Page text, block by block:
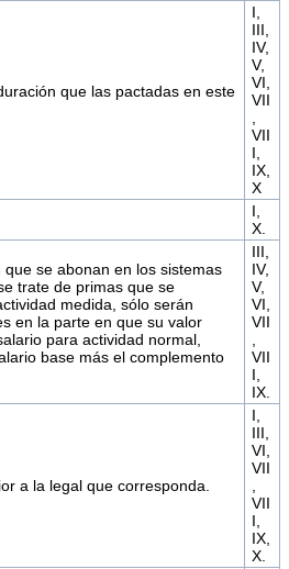
que las pactadas en este
I,
III,
IV,
V,
VI,
VII
,
VII
I,
IX,
X
I,
X.
se abonan en los sistemas
trate de primas que se
medida, sólo serán
en la parte en que su valor
para actividad normal,
base más el complemento
III,
IV,
V,
VI,
VII
,
VII
I,
IX.
a la legal que corresponda.
I,
III,
VI,
VII
,
VII
I,
IX,
X.